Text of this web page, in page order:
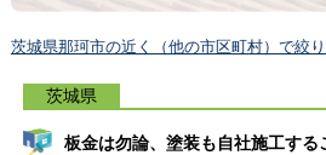
茨城県那珂市の近く（他の市区町村）で絞
茨城県
板金は勿論、塗装も自社施工する